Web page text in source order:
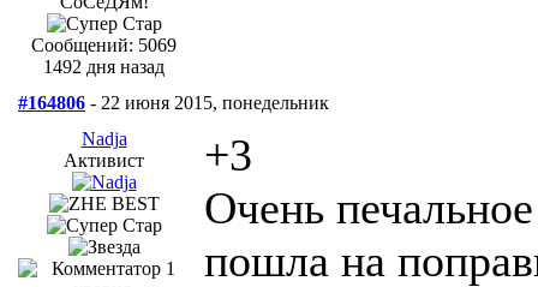
Сообщений: 5069
1492 дня назад
#164806 - 22 июня 2015, понедельник
Nadja
Активист
+3
Очень
пошла на